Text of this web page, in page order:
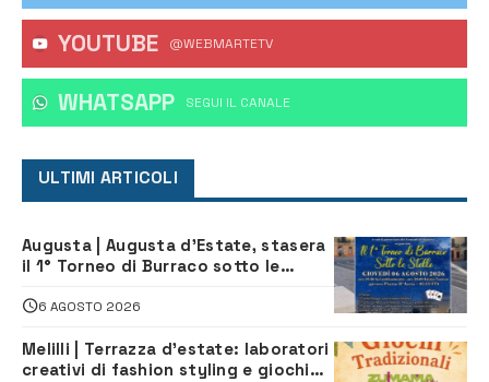
YOUTUBE @WEBMARTETV
WHATSAPP ‎SEGUI IL CANALE
ULTIMI ARTICOLI
Augusta | Augusta d’Estate, stasera
il 1° Torneo di Burraco sotto le
6 AGOSTO 2026
Melilli | Terrazza d’estate: laboratori
creativi di fashion styling e giochi